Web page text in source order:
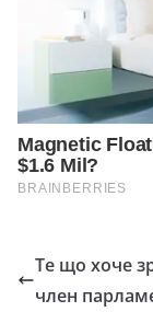
Те що хоче
член